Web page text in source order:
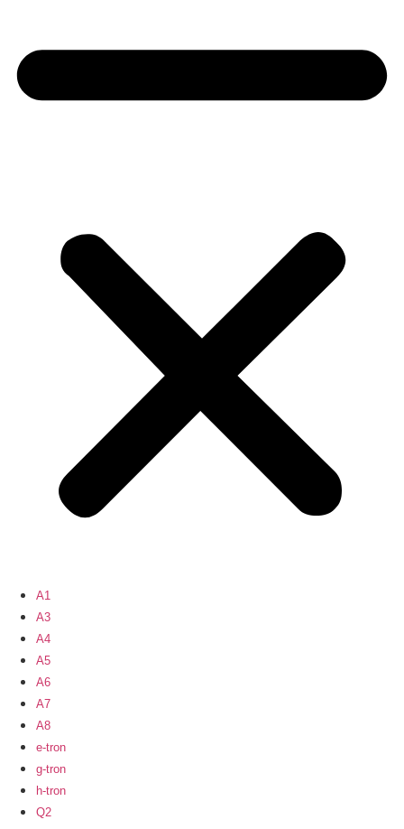
A1
A3
A4
A5
A6
A7
A8
e-tron
g-tron
h-tron
Q2